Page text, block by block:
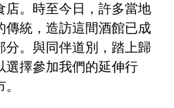
店。時至今日，許多當地
傳統，造訪這間酒館已成
分。與同伴道別，踏上歸
選擇參加我們的延伸行